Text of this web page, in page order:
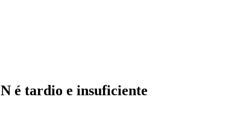
é tardio e insuficiente